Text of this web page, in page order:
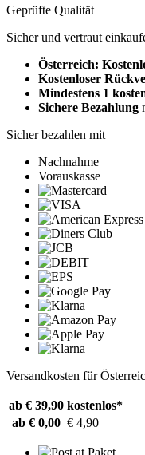
Geprüfte Qualität
Sicher und vertraut
Österreich:
Kostenloser
Mindestens 1
Sichere Bezahlung
Sicher bezahlen mit
Nachnahme
Vorauskasse
Versandkosten für
ab € 39,90 kostenlos*
ab € 0,00 € 4,90